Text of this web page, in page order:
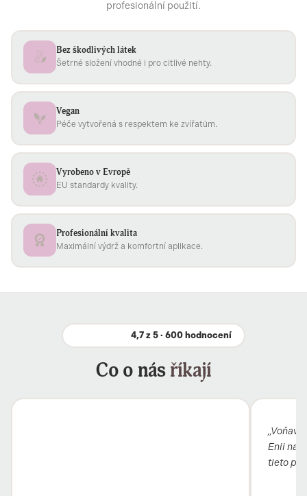
profesionální použití.
Bez škodlivých látek
Šetrné složení vhodné i pro citlivé nehty.
Vegan
Péče vytvořená s respektem ke zvířatům.
Vyrobeno v Evropě
EU standardy kvality.
Profesionální kvalita
Maximální výdrž a komfortní aplikace.
4,7 z 5 · 600 hodnocení
Co o násříkají
Enii
tieto